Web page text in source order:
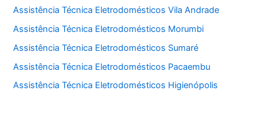
Assistência Técnica Eletrodomésticos Vila Andrade
Assistência Técnica Eletrodomésticos Morumbi
Assistência Técnica Eletrodomésticos Sumaré
Assistência Técnica Eletrodomésticos Pacaembu
Assistência Técnica Eletrodomésticos Higienópolis